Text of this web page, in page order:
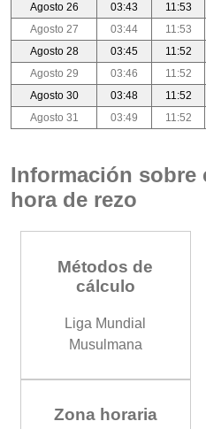
Agosto 26
03:43 11:53
Agosto 27
03:44 11:53
Agosto 28
03:45 11:52
Agosto 29
03:46 11:52
Agosto 30
03:48 11:52
Agosto 31
03:49 11:52
Información sobre
hora de rezo
Métodos de
cálculo
Liga Mundial
Musulmana
Zona horaria